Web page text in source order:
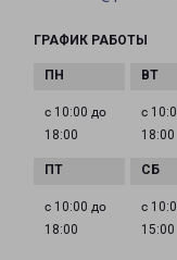
ГРАФИК РАБОТЫ
с 10:00 до
18:00
с
18:00
с 10:00 до
18:00
с
15:00